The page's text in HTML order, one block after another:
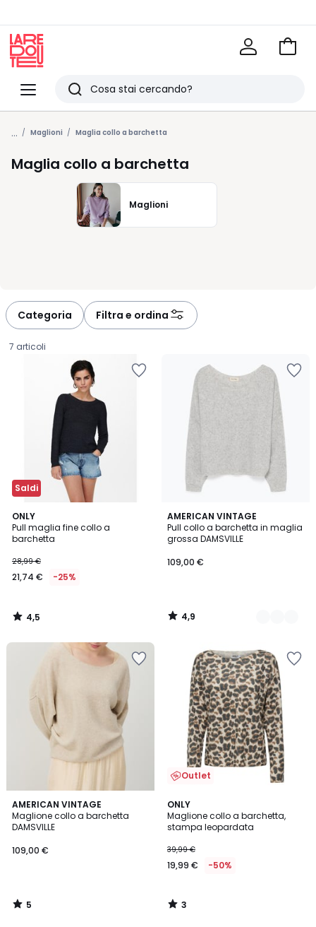
Menu
Redoute
Ricerca
Ultimi
articoli
visti
Vai
... Maglioni Maglia collo a barchetta
Maglia collo a barchetta
Maglioni
Categoria Filtra e ordina
7 articoli
Saldi
ONLY
Pull maglia fine collo a
barchetta
€
Invece
28,99
€
applicato.
28,99 €
21,74 € -25%
4,5
/ 5
4,5
/
AMERICAN VINTAGE
Pull collo a barchetta in maglia
grossa DAMSVILLE
109,00 €
4,9
/ 5
3
Colori
4,9
/
AMERICAN VINTAGE
Maglione collo a barchetta
DAMSVILLE
109,00 €
5
/
5
5
/
Outlet
ONLY
Maglione collo a barchetta,
stampa leopardata
39,99 €
19,99 € -50%
3
/
5
3
/